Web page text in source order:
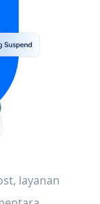
layanan